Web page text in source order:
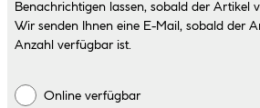
Benachrichtigen lassen, sobald der Artikel
Wir senden Ihnen eine E-Mail, sobald der
Anzahl verfügbar ist.
Online verfügbar